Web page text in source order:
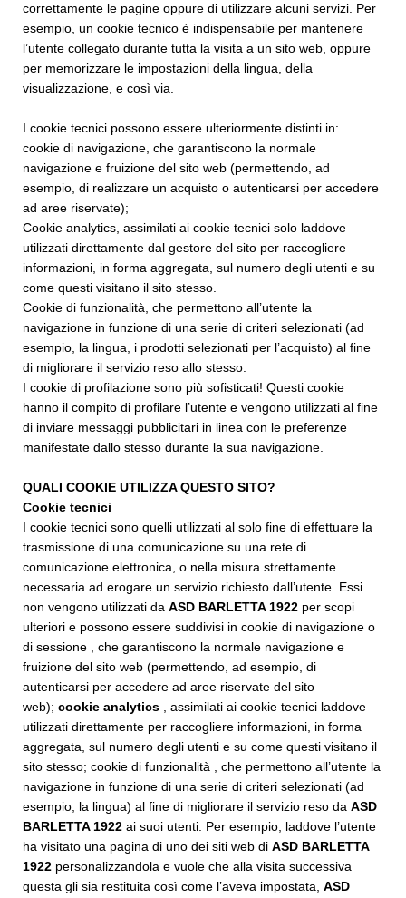
correttamente le pagine oppure di utilizzare alcuni servizi. Per
esempio, un cookie tecnico è indispensabile per mantenere
l’utente collegato durante tutta la visita a un sito web, oppure
per memorizzare le impostazioni della lingua, della
visualizzazione, e così via.
I cookie tecnici possono essere ulteriormente distinti in:
cookie di navigazione, che garantiscono la normale
navigazione e fruizione del sito web (permettendo, ad
esempio, di realizzare un acquisto o autenticarsi per accedere
ad aree riservate);
Cookie analytics, assimilati ai cookie tecnici solo laddove
utilizzati direttamente dal gestore del sito per raccogliere
informazioni, in forma aggregata, sul numero degli utenti e su
come questi visitano il sito stesso.
Cookie di funzionalità, che permettono all’utente la
navigazione in funzione di una serie di criteri selezionati (ad
esempio, la lingua, i prodotti selezionati per l’acquisto) al fine
di migliorare il servizio reso allo stesso.
I cookie di profilazione sono più sofisticati! Questi cookie
hanno il compito di profilare l’utente e vengono utilizzati al fine
di inviare messaggi pubblicitari in linea con le preferenze
manifestate dallo stesso durante la sua navigazione.
QUALI COOKIE UTILIZZA QUESTO SITO?
Cookie tecnici
I cookie tecnici sono quelli utilizzati al solo fine di effettuare la
trasmissione di una comunicazione su una rete di
comunicazione elettronica, o nella misura strettamente
necessaria ad erogare un servizio richiesto dall’utente. Essi
non vengono utilizzati da ASD BARLETTA 1922 per scopi
ulteriori e possono essere suddivisi in cookie di navigazione o
di sessione , che garantiscono la normale navigazione e
fruizione del sito web (permettendo, ad esempio, di
autenticarsi per accedere ad aree riservate del sito
web); cookie analytics , assimilati ai cookie tecnici laddove
utilizzati direttamente per raccogliere informazioni, in forma
aggregata, sul numero degli utenti e su come questi visitano il
sito stesso; cookie di funzionalità , che permettono all’utente la
navigazione in funzione di una serie di criteri selezionati (ad
esempio, la lingua) al fine di migliorare il servizio reso da ASD
BARLETTA 1922 ai suoi utenti. Per esempio, laddove l’utente
ha visitato una pagina di uno dei siti web di ASD BARLETTA
1922 personalizzandola e vuole che alla visita successiva
questa gli sia restituita così come l’aveva impostata, ASD